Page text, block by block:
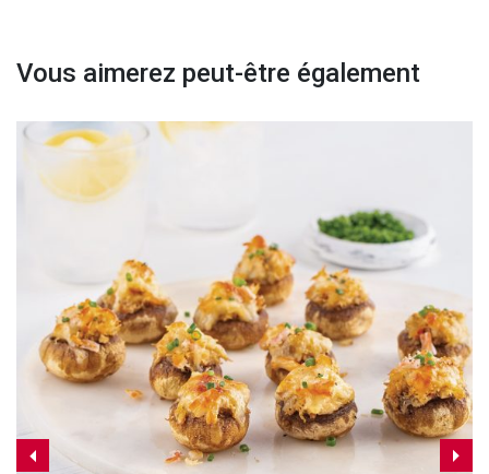
Vous aimerez peut-être également